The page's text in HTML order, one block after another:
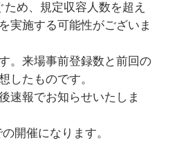
め、規定収容人数を超え
実施する可能性がございま
。来場事前登録数と前回の
したものです。
速報でお知らせいたしま
開催になります。